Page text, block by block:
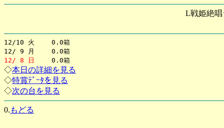
L戦姫絶
12/10 火 0.0箱
12/ 9 月 0.0箱
12/ 8 日
0.0箱
◇本日の詳細を見る
◇特賞ﾃﾞｰﾀを見る
◇次の台を見る
0. もどる